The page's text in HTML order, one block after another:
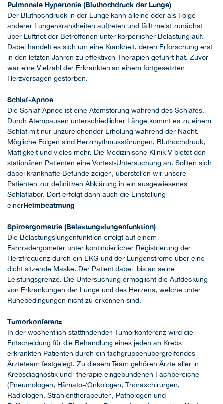
Pulmonale Hypertonie (Bluthochdruck der Lunge)
Der Bluthochdruck in der Lunge kann alleine oder als Folge
anderer Lungenkrankheiten auftreten und fällt meist zunächst
über Luftnot der Betroffenen unter körperlicher Belastung auf.
Dabei handelt es sich um eine Krankheit, deren Erforschung erst
in den letzten Jahren zu effektiven Therapien geführt hat. Zuvor
war eine Vielzahl der Erkrankten an einem fortgesetzten
Herzversagen gestorben.
Schlaf-Apnoe
Die Schlaf-Apnoe ist eine Atemstörung während des Schlafes.
Durch Atempausen unterschiedlicher Länge kommt es zu einem
Schlaf mit nur unzureichender Erholung während der Nacht.
Mögliche Folgen sind Herzrhythmusstörungen, Bluthochdruck,
Mattigkeit und vieles mehr. Die Medizinische Klinik V bietet den
stationären Patienten eine Vortest-Untersuchung an. Sollten sich
dabei krankhafte Befunde zeigen, überstellen wir unsere
Patienten zur definitiven Abklärung in ein ausgewiesenes
Schlaflabor. Dort erfolgt dann auch die Einstellung
einerHeimbeatmung
Spiroergometrie (Belastungslungenfunktion)
Die Belastungslungenfunktion erfolgt auf einem
Fahrradergometer unter kontinuierlicher Registrierung der
Herzfrequenz durch ein EKG und der Lungenströme über eine
dicht sitzende Maske. Der Patient dabei bis an seine
Leistungsgrenze. Die Untersuchung ermöglicht die Aufdeckung
von Erkrankungen der Lunge und des Herzens, welche unter
Ruhebedingungen nicht zu erkennen sind.
Tumorkonferenz
In der wöchentlich stattfindenden Tumorkonferenz wird die
Entscheidung für die Behandlung eines jeden an Krebs
erkrankten Patienten durch ein fachgruppenübergreifendes
Ärzteteam festgelegt. Zu diesem Team gehören Ärzte aller in
Krebsdiagnostik und -therapie eingebundenen Fachbereiche
(Pneumologen, Hämato-/Onkologen, Thoraxchirurgen,
Radiologen, Strahlentherapeuten, Pathologen und